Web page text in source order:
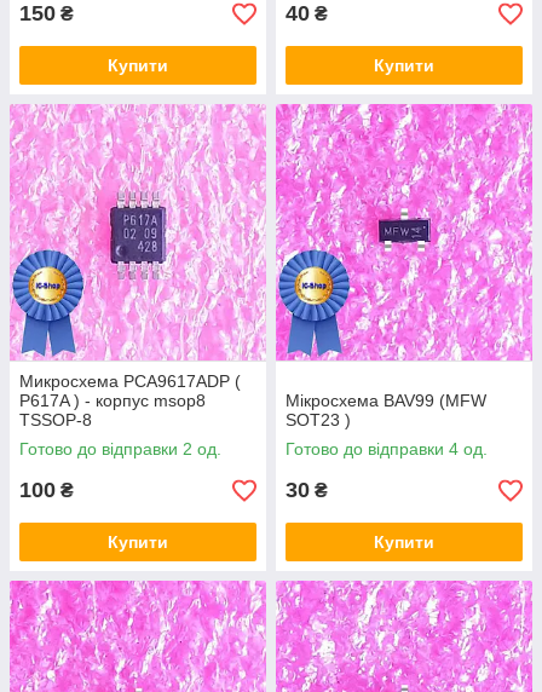
150 ₴
Купити
40 ₴
Купити
Микросхема PCA9617ADP (
P617A ) - корпус msop8
TSSOP-8
Готово до відправки 2 од.
100 ₴
Купити
Мікросхема BAV99 (MFW
SOT23 )
Готово до відправки 4 од.
30 ₴
Купити